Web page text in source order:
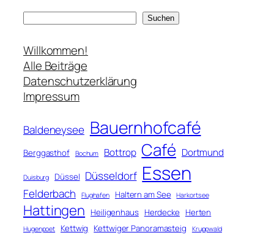
c
h
e
n
Suchen
Willkommen!
Alle Beiträge
Datenschutzerklärung
Impressum
Baldeneysee Bauernhofcafé
Berggasthof Bochum Bottrop Café Dortmund
Duisburg Düssel Düsseldorf Essen
Felderbach Flughafen Haltern am See Harkortsee
Hattingen Heiligenhaus Herdecke Herten
Hugenpoet Kettwig Kettwiger Panoramasteig Kruppwald